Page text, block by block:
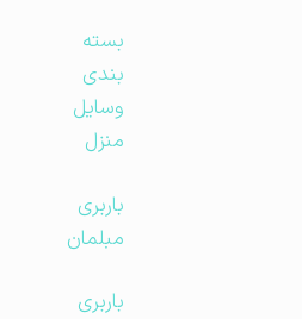
بسته
بندی
وسایل
منزل
باربری
مبلمان
باربری